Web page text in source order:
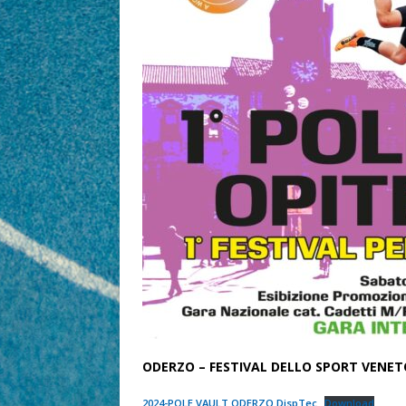
ODERZO – FESTIVAL DELLO SPORT
2024-POLE VAULT ODERZO DispTec Download